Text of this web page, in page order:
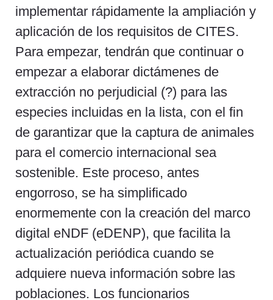
implementar rápidamente la ampliación y
aplicación de los requisitos de CITES.
Para empezar, tendrán que continuar o
empezar a elaborar dictámenes de
extracción no perjudicial (?) para las
especies incluidas en la lista, con el fin
de garantizar que la captura de animales
para el comercio internacional sea
sostenible. Este proceso, antes
engorroso, se ha simplificado
enormemente con la creación del marco
digital eNDF (eDENP), que facilita la
actualización periódica cuando se
adquiere nueva información sobre las
poblaciones. Los funcionarios